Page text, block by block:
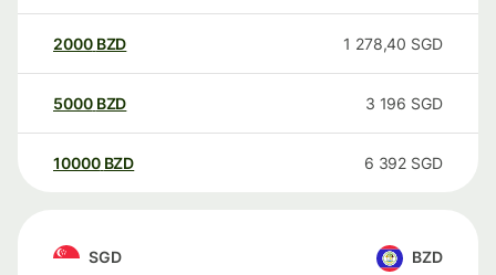
2000 BZD 1 278,40 SGD
5000 BZD 3 196 SGD
10000 BZD 6 392 SGD
SGD BZD